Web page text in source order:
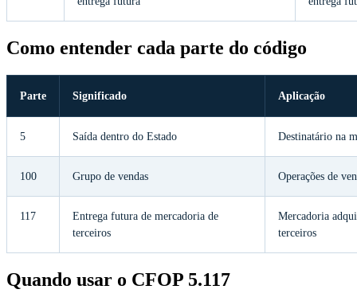
Como entender cada parte do código
Parte Significado Aplicação
5 Saída dentro do Estado Destinatário na
100 Grupo de vendas Operações de
117
Entrega futura de mercadoria de
terceiros
Mercadoria
terceiros
Quando usar o CFOP 5.117